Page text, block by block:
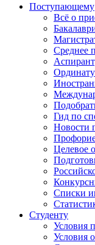
Поступающему
Всё о
Среднее
Гид по
Новости
Целевое
Списки
Студенту
Условия
Условия